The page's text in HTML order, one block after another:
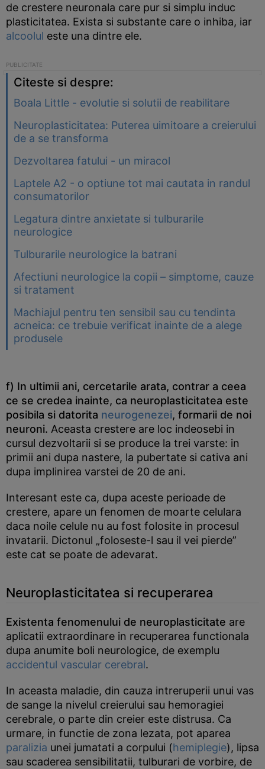
de crestere neuronala care pur si simplu induc
plasticitatea. Exista si substante care o inhiba, iar
alcoolul este una dintre ele.
Citeste si despre:
Boala Little - evolutie si solutii de reabilitare
Neuroplasticitatea: Puterea uimitoare a creierului
de a se transforma
Dezvoltarea fatului - un miracol
Laptele A2 - o optiune tot mai cautata in randul
consumatorilor
Legatura dintre anxietate si tulburarile
neurologice
Tulburarile neurologice la batrani
Afectiuni neurologice la copii – simptome, cauze
si tratament
Machiajul pentru ten sensibil sau cu tendinta
acneica: ce trebuie verificat inainte de a alege
produsele
f) In ultimii ani, cercetarile arata, contrar a ceea
ce se credea inainte, ca neuroplasticitatea este
posibila si datorita neurogenezei, formarii de noi
neuroni. Aceasta crestere are loc indeosebi in
cursul dezvoltarii si se produce la trei varste: in
primii ani dupa nastere, la pubertate si cativa ani
dupa implinirea varstei de 20 de ani.
Interesant este ca, dupa aceste perioade de
crestere, apare un fenomen de moarte celulara
daca noile celule nu au fost folosite in procesul
invatarii. Dictonul „foloseste-l sau il vei pierde”
este cat se poate de adevarat.
Neuroplasticitatea si recuperarea
Existenta fenomenului de neuroplasticitate are
aplicatii extraordinare in recuperarea functionala
dupa anumite boli neurologice, de exemplu
accidentul vascular cerebral.
In aceasta maladie, din cauza intreruperii unui vas
de sange la nivelul creierului sau hemoragiei
cerebrale, o parte din creier este distrusa. Ca
urmare, in functie de zona lezata, pot aparea
paralizia unei jumatati a corpului (hemiplegie), lipsa
sau scaderea sensibilitatii, tulburari de vorbire, de